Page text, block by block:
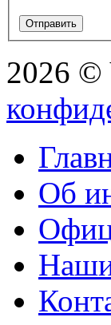
2026
Об